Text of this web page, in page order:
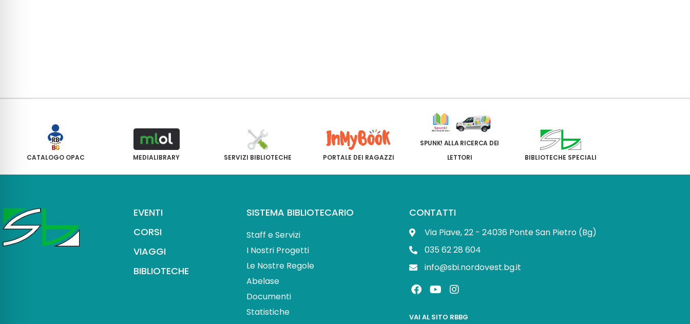
CATALOGO OPAC MEDIALIBRARY SERVIZI BIBLIOTECHE PORTALE DEI RAGAZZI
SPUNK! ALLA RICERCA DEI
LETTORI
BIBLIOTECHE SPECIALI
EVENTI
CORSI
VIAGGI
BIBLIOTECHE
SISTEMA BIBLIOTECARIO
Staff e Servizi
I Nostri Progetti
Le Nostre Regole
Abelase
Documenti
Statistiche
CONTATTI
Via Piave, 22 - 24036 Ponte San Pietro (Bg)
035 62 28 604
info@sbi.nordovest.bg.it
F
a
e
Y
o
t
I
n
t
VAI AL SITO RBBG